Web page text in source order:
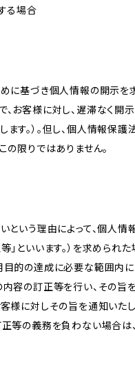
る場合
に基づき個人情報の開示を
お客様に対し、遅滞なく開
す。）。但し、個人情報保護
の限りではありません。
という理由によって、個人
といいます。）を求められ
的の達成に必要な範囲内に
容の訂正等を行い、その旨
に対しその旨を通知いたし
等の義務を負わない場合は